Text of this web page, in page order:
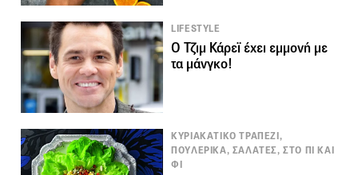
LIFESTYLE
Ο Τζιμ Κάρεϊ έχει εμμονή με
τα μάνγκο!
ΚΥΡΙΑΚΑΤΙΚΟ ΤΡΑΠΕΖΙ,
ΠΟΥΛΕΡΙΚΑ, ΣΑΛΑΤΕΣ, ΣΤΟ ΠΙ ΚΑΙ
ΦΙ